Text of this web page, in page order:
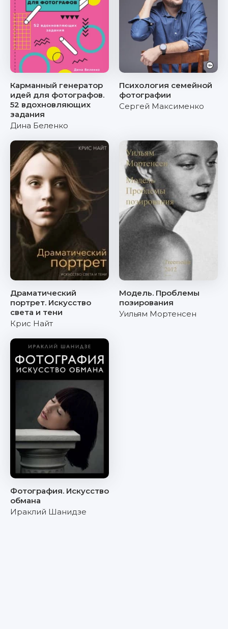
Карманный генератор
идей для фотографов.
52 вдохновляющих
задания
Дина Беленко
Психология семейной
фотографии
Сергей Максименко
Драматический
портрет. Искусство
света и тени
Крис Найт
Модель. Проблемы
позирования
Уильям Мортенсен
Фотография. Искусство
обмана
Ираклий Шанидзе